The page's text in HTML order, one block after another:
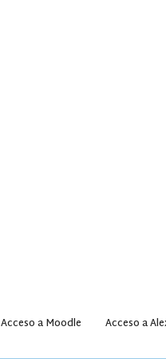
Acceso a Moodle Acceso a